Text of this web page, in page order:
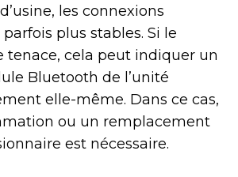
les connexions
plus stables. Si le
tenace, cela peut indiquer un
Bluetooth de l’unité
elle-même. Dans ce cas,
ou un remplacement
est nécessaire.